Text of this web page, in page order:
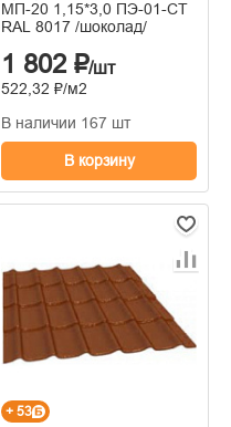
МП-20 1,15*3,0 ПЭ-01-СТ
RAL 8017 /шоколад/
1 802 ₽/шт
522,32 ₽/м2
В наличии 167 шт
В корзину
+ 53